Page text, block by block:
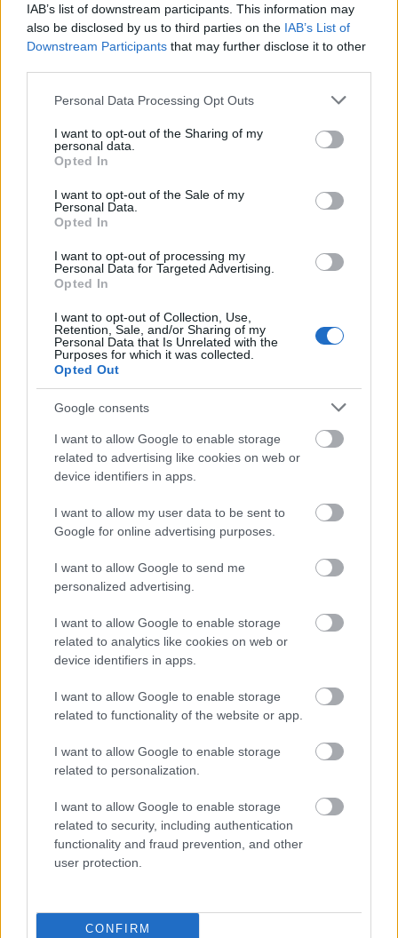
IAB’s list of downstream participants. This information may
also be disclosed by us to third parties on the IAB’s List of
Downstream Participants that may further disclose it to other
Please note that this website/app uses one or more Google
not limited to your visit or usage behaviour. You may click to
grant or deny consent to Google and its third-party tags to
use your data for below specified purposes in below Google
consent section.
Personal Data Processing Opt Outs
I want to opt-out of the Sharing of my
personal data.
Opted In
I want to opt-out of the Sale of my
Personal Data.
Opted In
I want to opt-out of processing my
Personal Data for Targeted Advertising.
Opted In
I want to opt-out of Collection, Use,
Retention, Sale, and/or Sharing of my
Personal Data that Is Unrelated with the
Purposes for which it was collected.
Opted Out
Google consents
I want to allow Google to enable storage
related to advertising like cookies on web or
device identifiers in apps.
I want to allow my user data to be sent to
Google for online advertising purposes.
I want to allow Google to send me
personalized advertising.
I want to allow Google to enable storage
related to analytics like cookies on web or
device identifiers in apps.
I want to allow Google to enable storage
related to functionality of the website or app.
I want to allow Google to enable storage
related to personalization.
I want to allow Google to enable storage
related to security, including authentication
functionality and fraud prevention, and other
user protection.
CONFIRM
A művész 1971-ig saját tulajdonában tartotta
ezt a festményt. Az 1969-ben, a Magyar
Nemzeti Galériában rendezett gyűjteményes
származó alkotással együtt nemzetközi hírű
galériák látóterébe került. A Géplovagot a
kölni Galerie Gmurzynska-Bargera
gyűjteménye őrizte hosszú ideig. Most ismét
tulajdonost váltott a kivételes jelentőségű
kép.
AZ EMBERSÉG ÜNNEPE
„NEM TÖBB EZER EMBERRE UTAZUNK, HANEM
EGY VÁLOGATOTT TÁRSASÁGRA”
RAJONGANAK A MAGYAR SZOCREÁLÉRT
Kommentek: